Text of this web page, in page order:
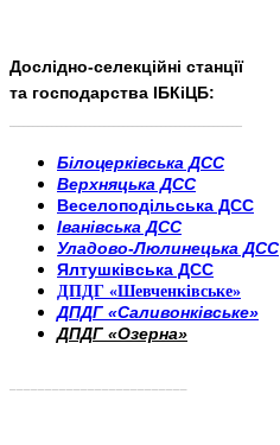
Дослідно-селекційні станції
та господарства ІБКіЦБ:
Білоцерківська ДСС
Верхняцька ДСС
Веселоподільська ДСС
Іванівська ДСС
Уладово-Люлинецька ДСС
Ялтушківська ДСС
ДПДГ «Шевченківське»
ДПДГ «Саливонківське»
ДПДГ «Озерна»